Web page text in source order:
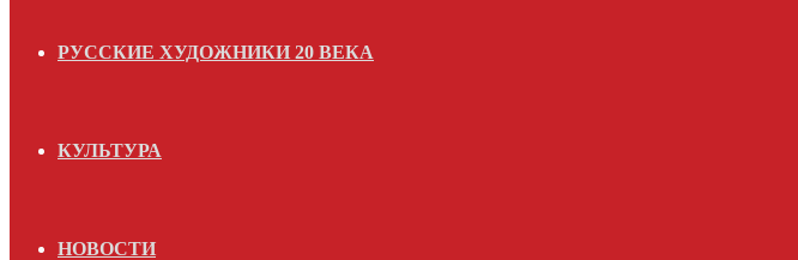
РУССКИЕ ХУДОЖНИКИ 20 ВЕКА
КУЛЬТУРА
НОВОСТИ